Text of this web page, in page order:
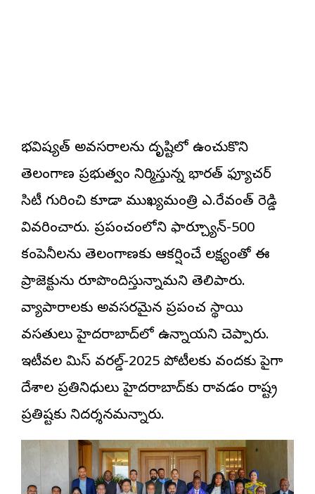
భవిష్యత్ అవసరాలను దృష్టిలో ఉంచుకొని
తెలంగాణ ప్రభుత్వం నిర్మిస్తున్న భారత్ ఫ్యూచర్
సిటీ గురించి కూడా ముఖ్యమంత్రి ఎ.రేవంత్ రెడ్డి
వివరించారు. ప్రపంచంలోని ఫార్చ్యూన్-500
కంపెనీలను తెలంగాణకు ఆకర్షించే లక్ష్యంతో ఈ
ప్రాజెక్టును రూపొందిస్తున్నామని తెలిపారు.
వ్యాపారాలకు అవసరమైన ప్రపంచ స్థాయి
వసతులు హైదరాబాద్‌లో ఉన్నాయని చెప్పారు.
ఇటీవల మిస్ వరల్డ్-2025 పోటీలకు వందకు పైగా
దేశాల ప్రతినిధులు హైదరాబాద్‌కు రావడం రాష్ట్ర
ప్రతిష్టకు నిదర్శనమన్నారు.